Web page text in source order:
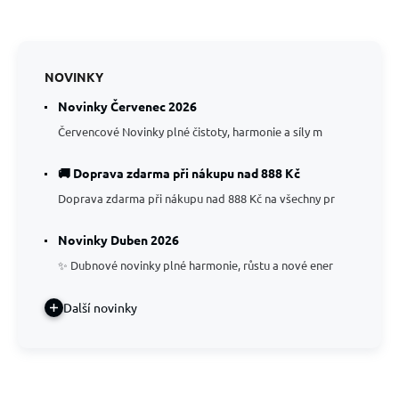
NOVINKY
Novinky Červenec 2026
Červencové Novinky plné čistoty, harmonie a síly m
🚚 Doprava zdarma při nákupu nad 888 Kč
Doprava zdarma při nákupu nad 888 Kč na všechny pr
Novinky Duben 2026
✨ Dubnové novinky plné harmonie, růstu a nové ener
Další novinky